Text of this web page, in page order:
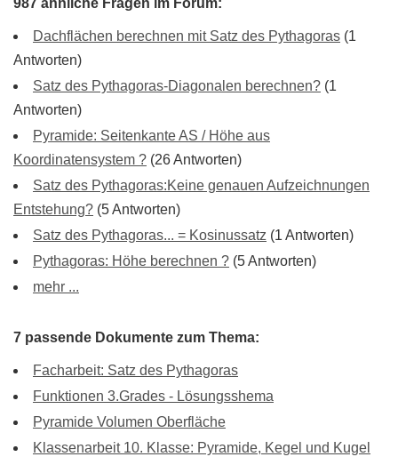
987 ähnliche Fragen im Forum:
Dachflächen berechnen mit Satz des Pythagoras (1
Antworten)
Satz des Pythagoras-Diagonalen berechnen? (1
Antworten)
Pyramide: Seitenkante AS / Höhe aus
Koordinatensystem ? (26 Antworten)
Satz des Pythagoras:Keine genauen Aufzeichnungen
Entstehung? (5 Antworten)
Satz des Pythagoras... = Kosinussatz (1 Antworten)
Pythagoras: Höhe berechnen ? (5 Antworten)
mehr ...
7 passende Dokumente zum Thema:
Facharbeit: Satz des Pythagoras
Funktionen 3.Grades - Lösungsshema
Pyramide Volumen Oberfläche
Klassenarbeit 10. Klasse: Pyramide, Kegel und Kugel